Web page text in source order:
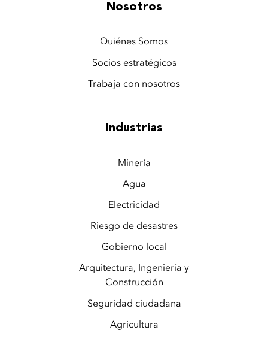
Nosotros
Quiénes Somos
Socios estratégicos
Trabaja con nosotros
Industrias
Minería
Agua
Electricidad
Riesgo de desastres
Gobierno local
Arquitectura, Ingeniería y
Construcción
Seguridad ciudadana
Agricultura